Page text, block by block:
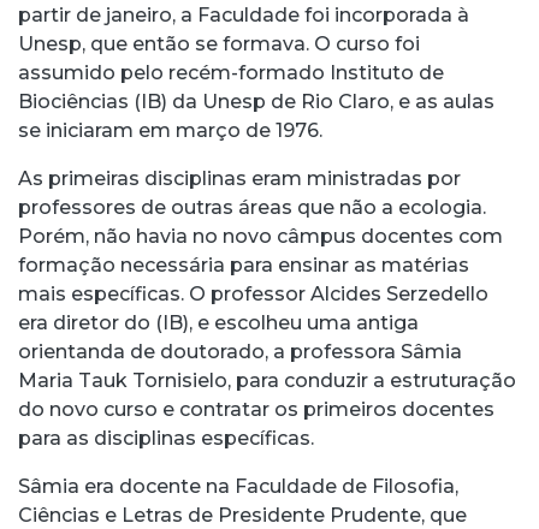
partir de janeiro, a Faculdade foi incorporada à
Unesp, que então se formava. O curso foi
assumido pelo recém-formado Instituto de
Biociências (IB) da Unesp de Rio Claro, e as aulas
se iniciaram em março de 1976.
As primeiras disciplinas eram ministradas por
professores de outras áreas que não a ecologia.
Porém, não havia no novo câmpus docentes com
formação necessária para ensinar as matérias
mais específicas. O professor Alcides Serzedello
era diretor do (IB), e escolheu uma antiga
orientanda de doutorado, a professora Sâmia
Maria Tauk Tornisielo, para conduzir a estruturação
do novo curso e contratar os primeiros docentes
para as disciplinas específicas.
Sâmia era docente na Faculdade de Filosofia,
Ciências e Letras de Presidente Prudente, que